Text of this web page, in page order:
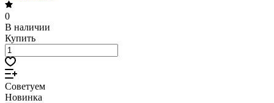
0
В наличии
Купить
Советуем
Новинка